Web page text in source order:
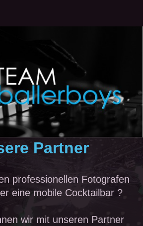
Partner
professionellen Fotografen
eine mobile Cocktailbar ?
wir mit unseren Partner